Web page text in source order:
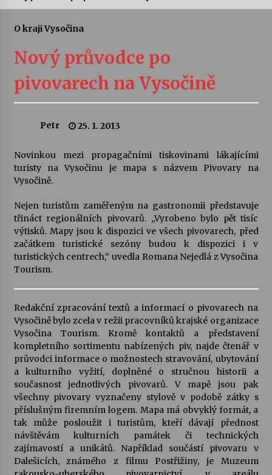
Sukuba Ensemble
Vernisáž výstavy Josefíny Duškové: Stávám se
kapkou
Veselí muzikanti
28. 7. 2026
Letní koncerty ve Stromovce: Kolchoz a
Jenakaši
28. 7. 2026
Votavžatský ploty
23. 7. 2026
Letní koncerty ve Stromovce: Rufus Miller
22. 7. 2026
Vysočinka
17. 7. 2026
Ozvěny prázdnin
14. 7. 2026
O kraji Vysočina
Nový průvodce po
pivovarech na Vysočině
Petr 25. 1. 2013
Novinkou mezi propagačními tiskovinami lákajícími
turisty na Vysočinu je mapa s názvem Pivovary na
Vysočině.
Nejen turistům zaměřeným na gastronomii představuje
třináct regionálních pivovarů. „Vyrobeno bylo pět tisíc
výtisků. Mapy jsou k dispozici ve všech pivovarech, před
začátkem turistické sezóny budou k dispozici i v
turistických centrech,“ uvedla Romana Nejedlá z Vysočina
Tourism.
Redakční zpracování textů a informací o pivovarech na
Vysočině bylo zcela v režii pracovníků krajské organizace
Vysočina Tourism. Kromě kontaktů a představení
kompletního sortimentu nabízených piv, najde čtenář v
průvodci informace o možnostech stravování, ubytování
a kulturního vyžití, doplněné o stručnou historii a
současnost jednotlivých pivovarů. V mapě jsou pak
všechny pivovary vyznačeny stylově v podobě zátky s
příslušným firemním logem. Mapa má obvyklý formát, a
tak může posloužit i turistům, kteří dávají přednost
návštěvám kulturních památek či technických
zajímavostí a unikátů. Například součástí pivovaru v
Dalešicích, známého z filmu Postřižiny, je Muzeum